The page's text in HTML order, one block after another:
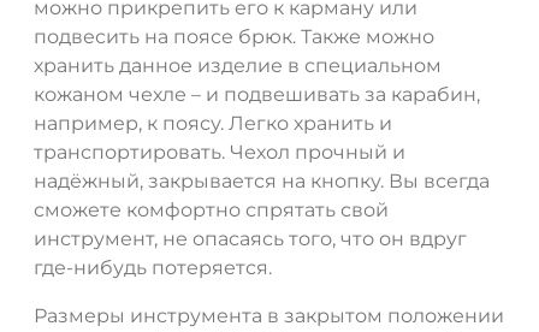
можно прикрепить его к карману или
подвесить на поясе брюк. Также можно
хранить данное изделие в специальном
кожаном чехле – и подвешивать за карабин,
например, к поясу. Легко хранить и
транспортировать. Чехол прочный и
надёжный, закрывается на кнопку. Вы всегда
сможете комфортно спрятать свой
инструмент, не опасаясь того, что он вдруг
где-нибудь потеряется.
Размеры инструмента в закрытом положении